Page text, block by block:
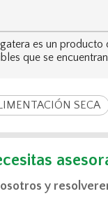
es un
que se
SECA
y